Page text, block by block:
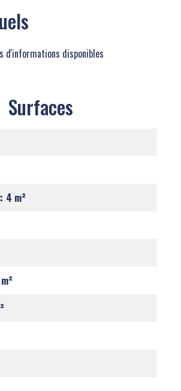
d'informations disponibles
Surfaces
4 m²